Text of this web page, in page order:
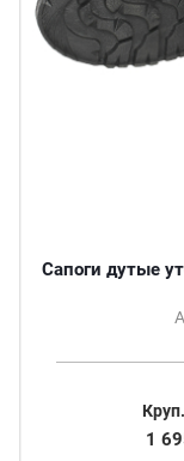
Сапоги дутые
1